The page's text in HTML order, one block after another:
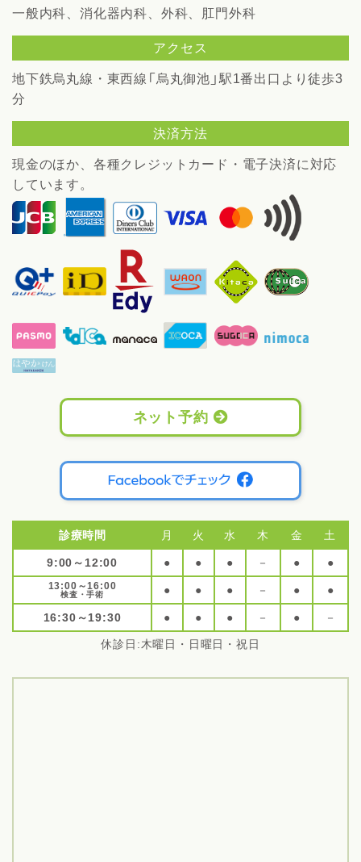
一般内科、消化器内科、外科、肛門外科
アクセス
地下鉄烏丸線・東西線「烏丸御池」駅1番出口より徒歩3
分
決済方法
現金のほか、各種クレジットカード・電子決済に対応
しています。
ネット予約
休診日:木曜日・日曜日・祝日
診療時間 月 火 水 木 金 土
9:00～12:00 ● ● ● － ● ●
13:00～16:00
検査・手術 ● ● ● － ● ●
16:30～19:30 ● ● ● － ● －